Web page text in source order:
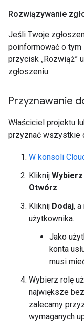
Rozwiązywanie
Jeśli Twoje
poinformować o tym
przycisk „Rozwiąż”
zgłoszeniu.
Przyznawanie
Właściciel projektu
przyznać wszystkie
W konsoli
Kliknij
Otwórz.
Kliknij Dodaj,
użytkownika.
Jako
konta
musi
Wybierz rolę
największe
zalecamy
wymaganych